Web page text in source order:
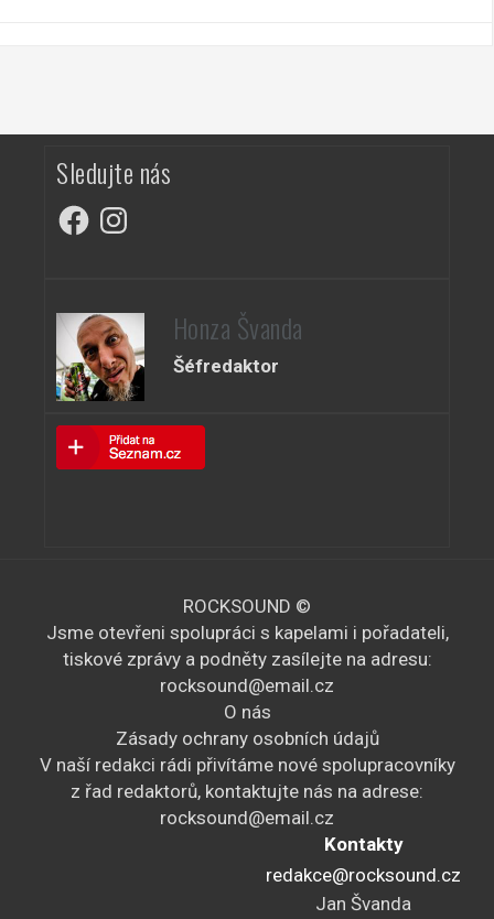
Sledujte nás
FacebookInstagram
Honza Švanda
Šéfredaktor
ROCKSOUND ©
Jsme otevřeni spolupráci s kapelami i pořadateli,
tiskové zprávy a podněty zasílejte na adresu:
rocksound@email.cz
O nás
Zásady ochrany osobních údajů
V naší redakci rádi přivítáme nové spolupracovníky
z řad redaktorů, kontaktujte nás na adrese:
rocksound@email.cz
Kontakty
redakce@rocksound.cz
Jan Švanda